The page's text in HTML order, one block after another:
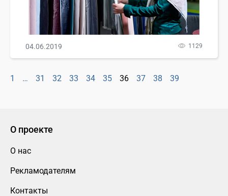
04.06.2019 1129
1 … 31 32 33 34 35 36 37 38 39
О проекте
О нас
Рекламодателям
Контакты